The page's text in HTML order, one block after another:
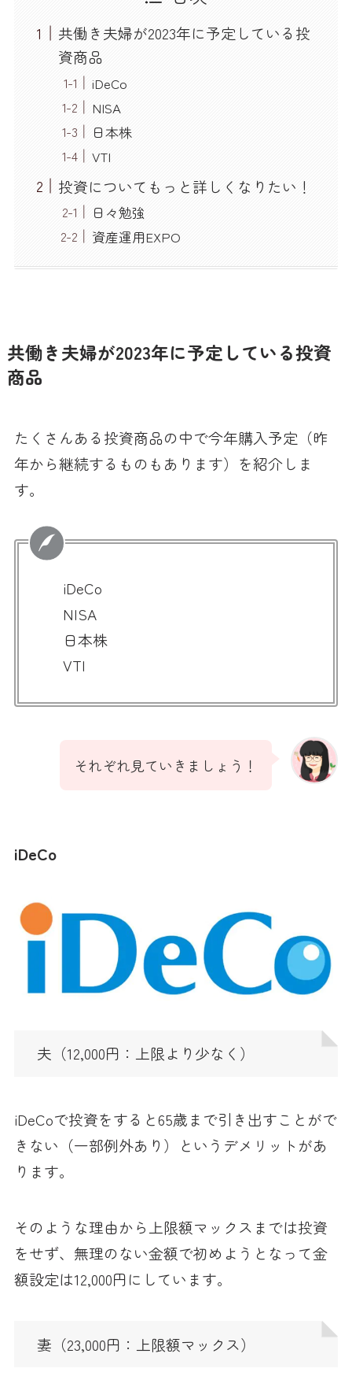
共働き夫婦が2023年に予定している投
資商品
iDeCo
NISA
日本株
VTI
投資についてもっと詳しくなりたい！
日々勉強
資産運用EXPO
共働き夫婦が2023年に予定している投資
商品
たくさんある投資商品の中で今年購入予定（昨
年から継続するものもあります）を紹介しま
す。
iDeCo
NISA
日本株
VTI
それぞれ見ていきましょう！
iDeCo
夫（12,000円：上限より少なく）
iDeCoで投資をすると65歳まで引き出すことがで
きない（一部例外あり）というデメリットがあ
ります。
そのような理由から上限額マックスまでは投資
をせず、無理のない金額で初めようとなって金
額設定は12,000円にしています。
妻（23,000円：上限額マックス）